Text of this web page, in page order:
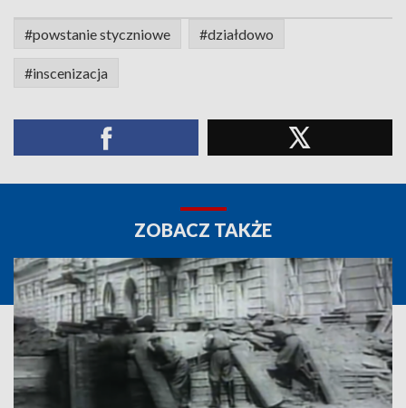
#powstanie styczniowe #działdowo
#inscenizacja
ZOBACZ TAKŻE